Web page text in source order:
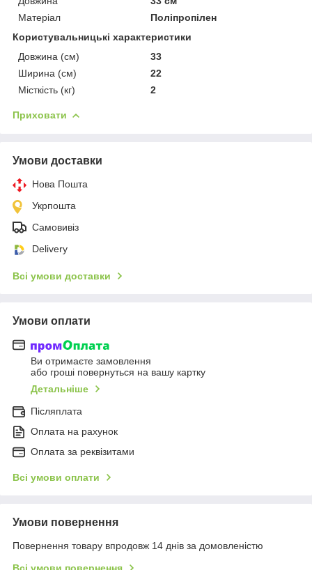
Матеріал
Поліпропілен
Користувальницькі характеристики
Довжина (см)
33
Ширина (см)
22
Місткість (кг)
2
Приховати
Умови доставки
Нова Пошта
Укрпошта
Самовивіз
Delivery
Всі умови доставки
Умови оплати
Ви отримаєте замовлення
або гроші повернуться на вашу картку
Детальніше
Післяплата
Оплата на рахунок
Оплата за реквізитами
Всі умови оплати
Умови повернення
Повернення товару впродовж 14 днів за домовленістю